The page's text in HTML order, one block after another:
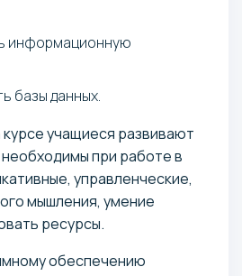
информационную
базы данных.
учащиеся развивают
при работе в
управленческие,
мышления, умение
ресурсы.
обеспечению